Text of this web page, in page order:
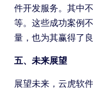
件开发服务。其中
等。这些成功案例
量，也为其赢得了
五、未来展望
展望未来，云虎软